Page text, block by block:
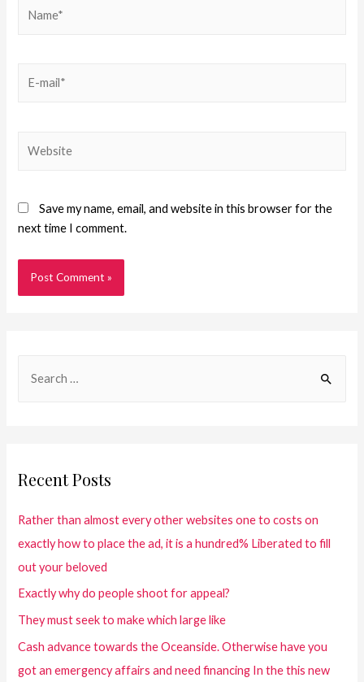
Save my name, email, and website in this browser for the
next time I comment.
Recent Posts
Rather than almost every other websites one to costs on
exactly how to place the ad, it is a hundred% Liberated to fill
out your beloved
Exactly why do people shoot for appeal?
They must seek to make which large like
Cash advance towards the Oceanside. Otherwise have you
got an emergency affairs and need financing In the this new